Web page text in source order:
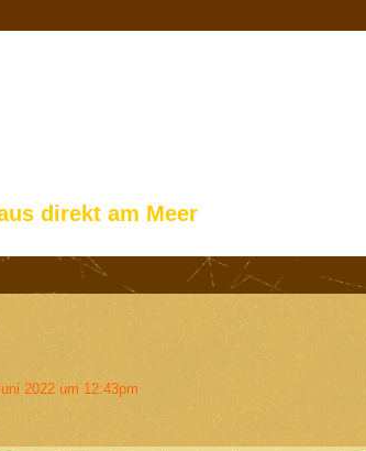
direkt am Meer
2022 um 12:43pm